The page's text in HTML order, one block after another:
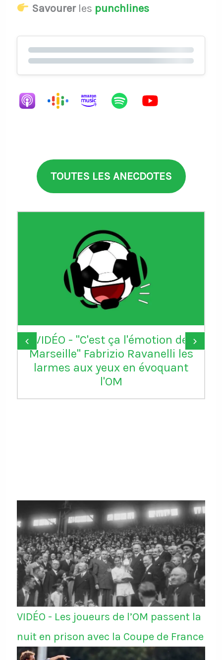
Savourerles punchlines
TOUTES LES ANECDOTES
VIDÉO - "C'est ça l'émotion de
Marseille" Fabrizio Ravanelli les
larmes aux yeux en évoquant
l'OM
‹ ›
VIDÉO - Les joueurs de l’OM passent la
nuit en prison avec la Coupe de France